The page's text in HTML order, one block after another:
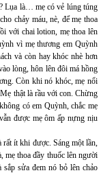
Lụa là… mẹ có vẻ lúng túng
chảy máu, nè, để mẹ thoa
với chai lotion, mẹ thoa lên
vì mẹ thương em Quỳnh
và còn hay khóc nhè hơn
lòng, hôn lên đôi má hồng
Còn khi nó khóc, mẹ nổi
thật là rầu với con. Chừng
có em Quỳnh, chắc mẹ
được mẹ ôm ấp nựng nịu
rất ít khi được. Sáng một lần,
mẹ thoa đầy thuốc lên người
sửa đem nó bỏ lên chảo